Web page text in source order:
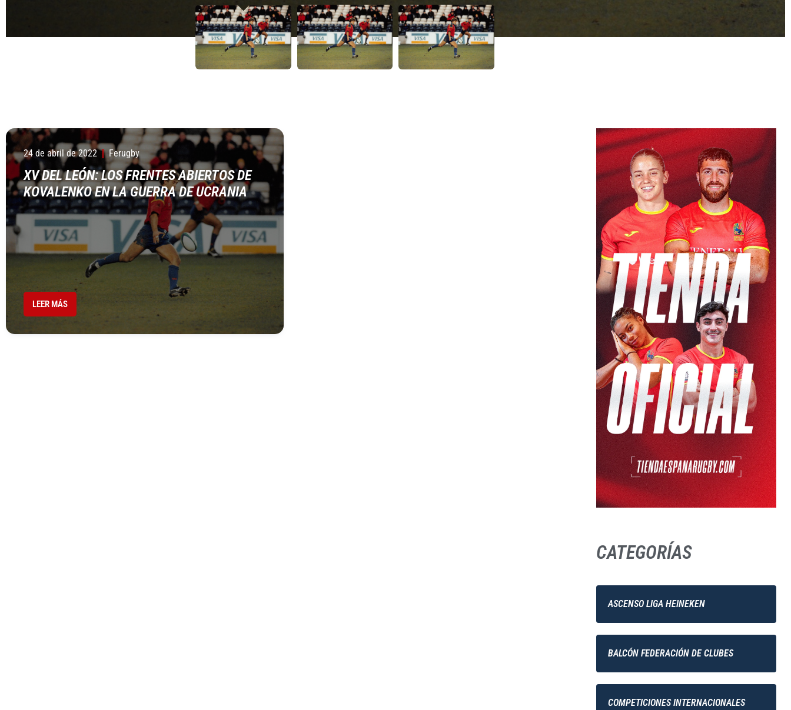
24 de abril de 2022 Ferugby
XV DEL LEÓN: LOS FRENTES ABIERTOS DE
KOVALENKO EN LA GUERRA DE UCRANIA
LEER MÁS
CATEGORÍAS
ASCENSO LIGA HEINEKEN
BALCÓN FEDERACIÓN DE CLUBES
COMPETICIONES INTERNACIONALES